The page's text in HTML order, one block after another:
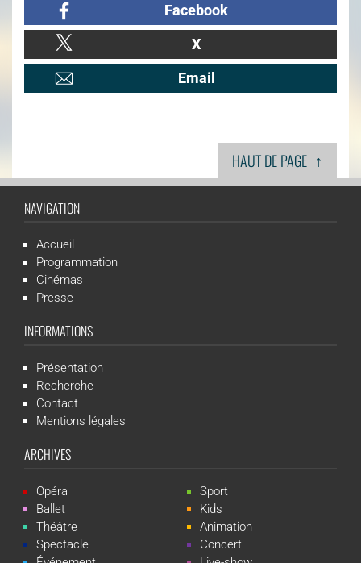
Facebook
X
Email
HAUT DE PAGE ↑
NAVIGATION
Accueil
Programmation
Cinémas
Presse
INFORMATIONS
Présentation
Recherche
Contact
Mentions légales
ARCHIVES
Opéra
Ballet
Théâtre
Spectacle
Sport
Kids
Animation
Concert